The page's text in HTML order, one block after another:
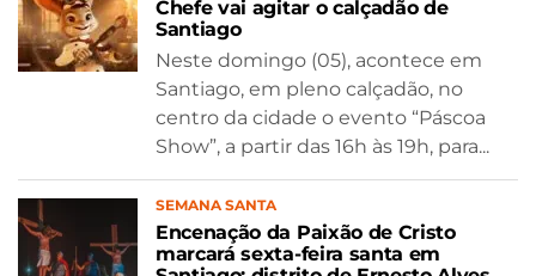
Chefe vai agitar o calçadão de
Santiago
Neste domingo (05), acontece em
Santiago, em pleno calçadão, no
centro da cidade o evento “Páscoa
Show”, a partir das 16h às 19h, para...
SEMANA SANTA
Encenação da Paixão de Cristo
marcará sexta-feira santa em